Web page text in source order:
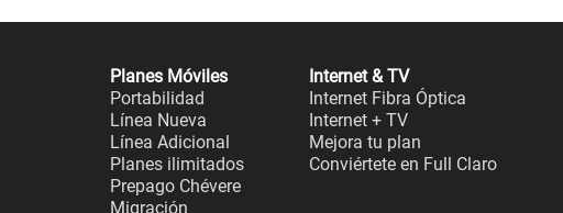
Planes Móviles
Portabilidad
Línea Nueva
Línea Adicional
Planes ilimitados
Prepago Chévere
Migración
Internet & TV
Internet Fibra Óptica
Internet + TV
Mejora tu plan
Conviértete en Full Claro